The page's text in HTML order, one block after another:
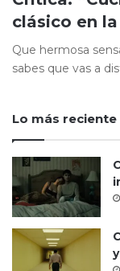
clásico en
Que hermosa
sabes que vas a
Lo más reciente